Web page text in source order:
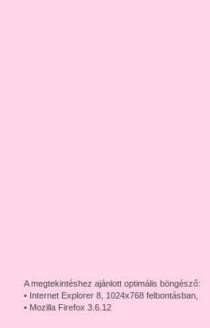
A megtekintéshez ajánlott optimális böngésző:
• Internet Explorer 8, 1024x768 felbontásban,
• Mozilla Firefox 3.6.12